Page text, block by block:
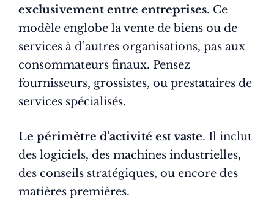
exclusivement entre entreprises. Ce
modèle englobe la vente de biens ou de
services à d’autres organisations, pas aux
consommateurs finaux. Pensez
fournisseurs, grossistes, ou prestataires de
services spécialisés.
Le périmètre d’activité est vaste. Il inclut
des logiciels, des machines industrielles,
des conseils stratégiques, ou encore des
matières premières.